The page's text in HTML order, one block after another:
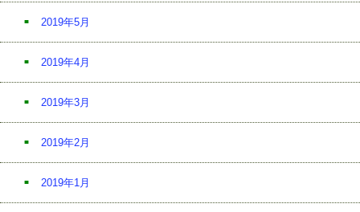
2019年5月
2019年4月
2019年3月
2019年2月
2019年1月